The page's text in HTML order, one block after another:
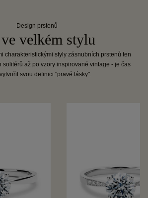
Design prstenů
velkém stylu
charakteristickými styly zásnubních prstenů ten
solitérů až po vzory inspirované vintage - je čas
svou definici "pravé lásky".